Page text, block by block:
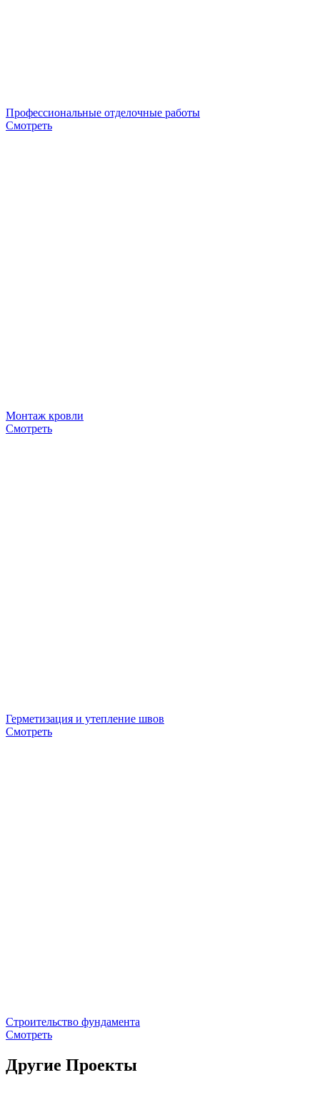
Профессиональные отделочные работы
Смотреть
Монтаж кровли
Смотреть
Герметизация и утепление швов
Смотреть
Строительство фундамента
Смотреть
Другие Проекты